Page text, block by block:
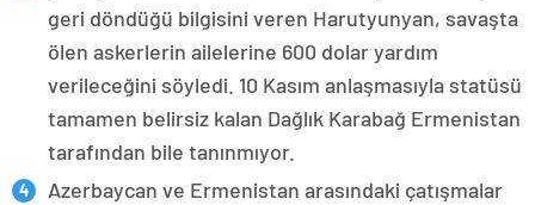
geri döndüğü bilgisini veren Harutyunyan, savaşta
ölen askerlerin ailelerine 600 dolar yardım
verileceğini söyledi. 10 Kasım anlaşmasıyla statüsü
tamamen belirsiz kalan Dağlık Karabağ Ermenistan
tarafından bile tanınmıyor.
Azerbaycan ve Ermenistan arasındaki çatışmalar